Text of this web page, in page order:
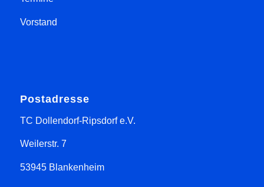
Vorstand
Postadresse
TC Dollendorf-Ripsdorf e.V.
Weilerstr. 7
53945 Blankenheim